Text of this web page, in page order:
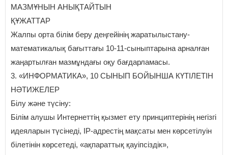
МАЗМҰНЫН АНЫҚТАЙТЫН
ҚҰЖАТТАР
Жалпы орта білім беру деңгейінің жаратылыстану-
математикалық бағыттағы 10-11-сыныптарына арналған
жаңартылған мазмұндағы оқу бағдарламасы.
3. «ИНФОРМАТИКА», 10 СЫНЫП БОЙЫНША КҮТІЛЕТІН
НӘТИЖЕЛЕР
Білу және түсіну:
Білім алушы Интернеттің қызмет ету принциптерінің негізгі
идеяларын түсінеді, IP-адрестің мақсаты мен көрсетілуін
білетінін көрсетеді, «ақпараттық қауіпсіздік»,